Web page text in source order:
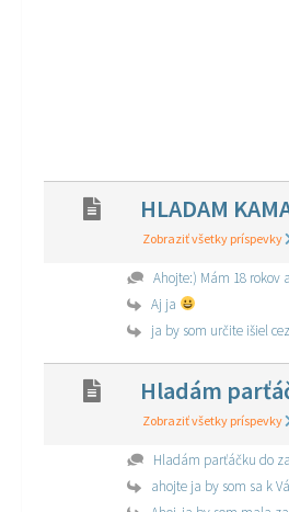
HLADAM
Zobraziť všetky príspevky
Aj ja
ja by som určite išiel
Hladám
Zobraziť všetky príspevky
Hladám
ahojte ja by som sa k